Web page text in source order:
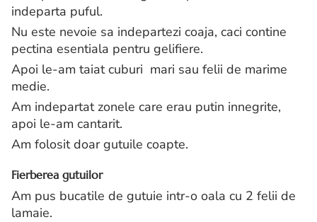
indeparta puful.
Nu este nevoie sa indepartezi coaja, caci contine
pectina esentiala pentru gelifiere.
Apoi le-am taiat cuburi mari sau felii de marime
medie.
Am indepartat zonele care erau putin innegrite,
apoi le-am cantarit.
Am folosit doar gutuile coapte.
Fierberea gutuilor
Am pus bucatile de gutuie intr-o oala cu 2 felii de
lamaie.